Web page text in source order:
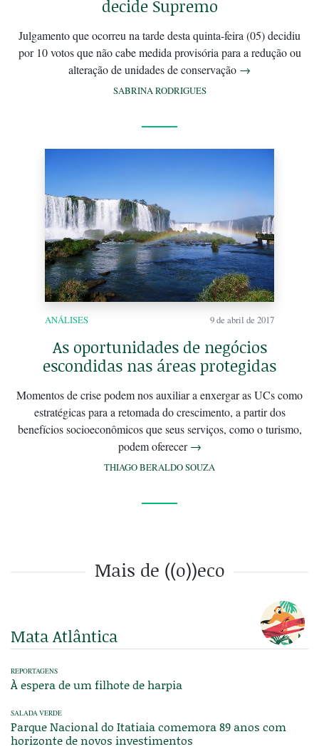
decide Supremo
Julgamento que ocorreu na tarde desta quinta-feira (05) decidiu
por 10 votos que não cabe medida provisória para a redução ou
alteração de unidades de conservação →
SABRINA RODRIGUES
ANÁLISES 9 de abril de 2017
As oportunidades de negócios
escondidas nas áreas protegidas
Momentos de crise podem nos auxiliar a enxergar as UCs como
estratégicas para a retomada do crescimento, a partir dos
benefícios socioeconômicos que seus serviços, como o turismo,
podem oferecer→
THIAGO BERALDO SOUZA
Mais de ((o))eco
Mata Atlântica
REPORTAGENS
À espera de um filhote de harpia
SALADA VERDE
Parque Nacional do Itatiaia comemora 89 anos com
horizonte de novos investimentos